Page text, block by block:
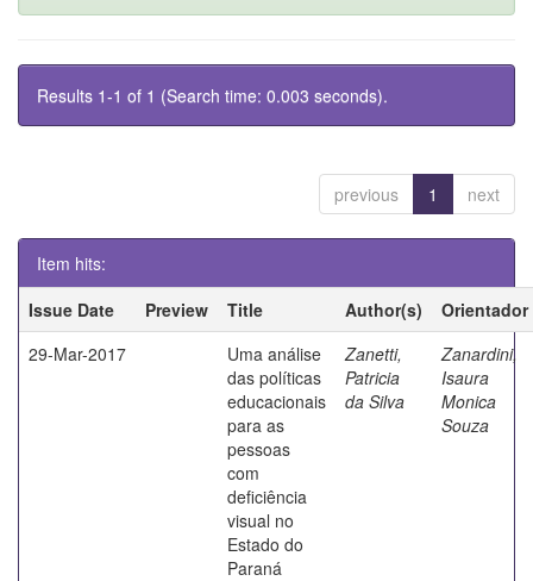
Results 1-1 of 1 (Search time: 0.003 seconds).
previous 1 next
Item hits:
Issue Date
Preview Title Author(s)
Orientador
29-Mar-2017
Uma análise
das políticas
educacionais
para as
pessoas
com
deficiência
visual no
Estado do
Paraná
Zanetti,
Patricia
da Silva
Zanardini,
Isaura
Monica
Souza